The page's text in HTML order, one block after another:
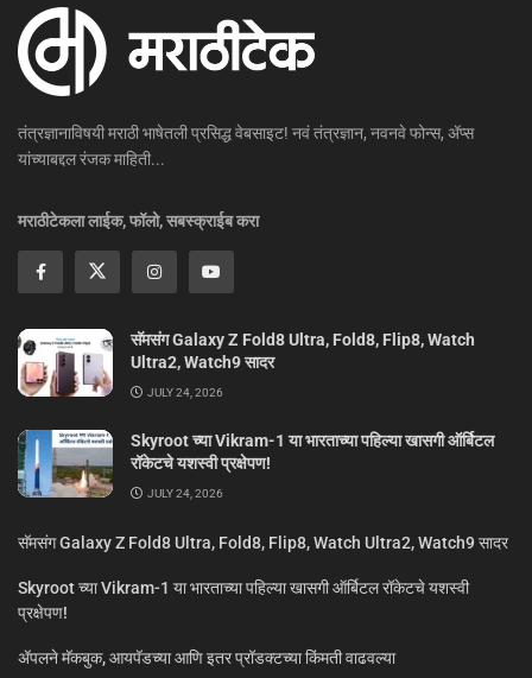
तंत्रज्ञानाविषयी मराठी भाषेतली प्रसिद्ध वेबसाइट! नवं तंत्रज्ञान, नवनवे फोन्स, ॲप्स
यांच्याबद्दल रंजक माहिती...
मराठीटेकला लाईक, फॉलो, सबस्क्राईब करा
सॅमसंग Galaxy Z Fold8 Ultra, Fold8, Flip8, Watch
Ultra2, Watch9 सादर
JULY 24, 2026
Skyroot च्या Vikram-1 या भारताच्या पहिल्या खासगी ऑर्बिटल
रॉकेटचे यशस्वी प्रक्षेपण!
JULY 24, 2026
सॅमसंग Galaxy Z Fold8 Ultra, Fold8, Flip8, Watch Ultra2, Watch9 सादर
Skyroot च्या Vikram-1 या भारताच्या पहिल्या खासगी ऑर्बिटल रॉकेटचे यशस्वी
प्रक्षेपण!
ॲपलने मॅकबुक, आयपॅडच्या आणि इतर प्रॉडक्टच्या किंमती वाढवल्या